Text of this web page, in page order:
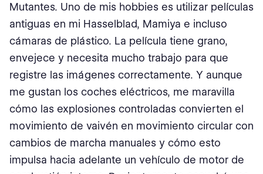
Mutantes. Uno de mis hobbies es utilizar películas
antiguas en mi Hasselblad, Mamiya e incluso
cámaras de plástico. La película tiene grano,
envejece y necesita mucho trabajo para que
registre las imágenes correctamente. Y aunque
me gustan los coches eléctricos, me maravilla
cómo las explosiones controladas convierten el
movimiento de vaivén en movimiento circular con
cambios de marcha manuales y cómo esto
impulsa hacia adelante un vehículo de motor de